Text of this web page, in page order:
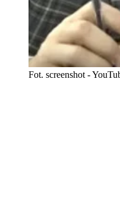
Fot. screenshot -